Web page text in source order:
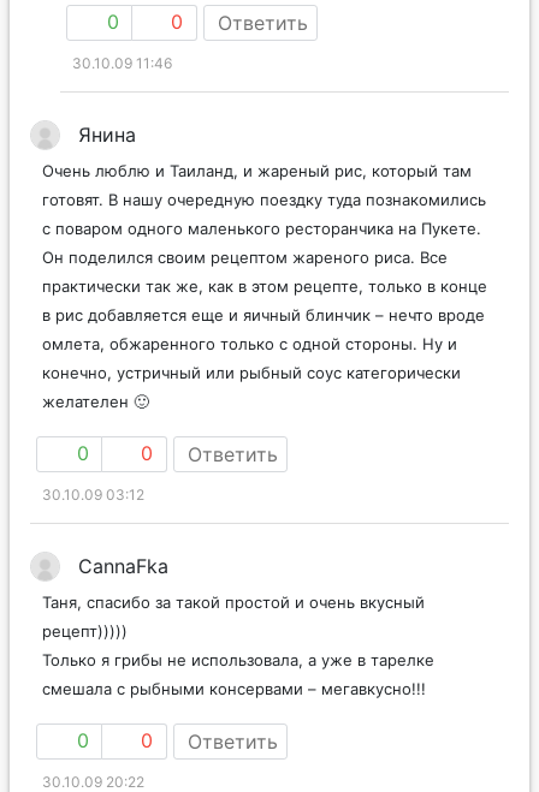
0 0 Ответить
30.10.09 11:46
Янина
Очень люблю и Таиланд, и жареный рис, который там
готовят. В нашу очередную поездку туда познакомились
с поваром одного маленького ресторанчика на Пукете.
Он поделился своим рецептом жареного риса. Все
практически так же, как в этом рецепте, только в конце
в рис добавляется еще и яичный блинчик – нечто вроде
омлета, обжаренного только с одной стороны. Ну и
конечно, устричный или рыбный соус категорически
желателен 🙂
0 0 Ответить
30.10.09 03:12
CannaFka
Таня, спасибо за такой простой и очень вкусный
рецепт)))))
Только я грибы не использовала, а уже в тарелке
смешала с рыбными консервами – мегавкусно!!!
0 0 Ответить
30.10.09 20:22